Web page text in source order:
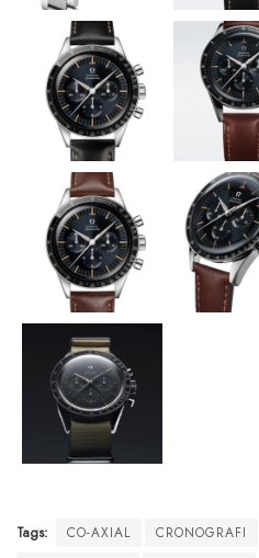
Tags: CO-AXIAL CRONOGRAFI